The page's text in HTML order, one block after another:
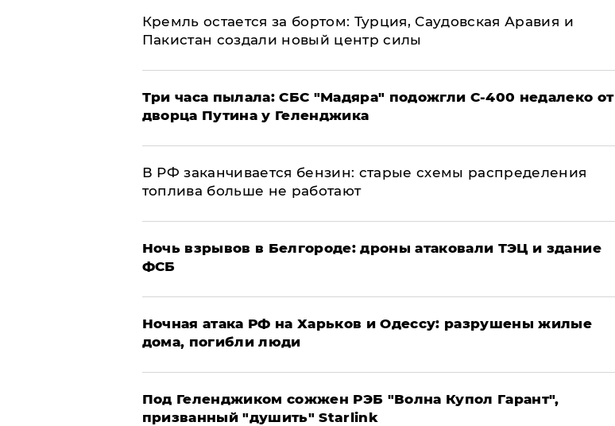
​Кремль остается за бортом: Турция, Саудовская Аравия и
Пакистан создали новый центр силы
Три часа пылала: СБС "Мадяра" подожгли С-400 недалеко от
дворца Путина у Геленджика
​В РФ заканчивается бензин: старые схемы распределения
топлива больше не работают
​Ночь взрывов в Белгороде: дроны атаковали ТЭЦ и здание
ФСБ
​Ночная атака РФ на Харьков и Одессу: разрушены жилые
дома, погибли люди
Под Геленджиком сожжен РЭБ "Волна Купол Гарант",
призванный "душить" Starlink